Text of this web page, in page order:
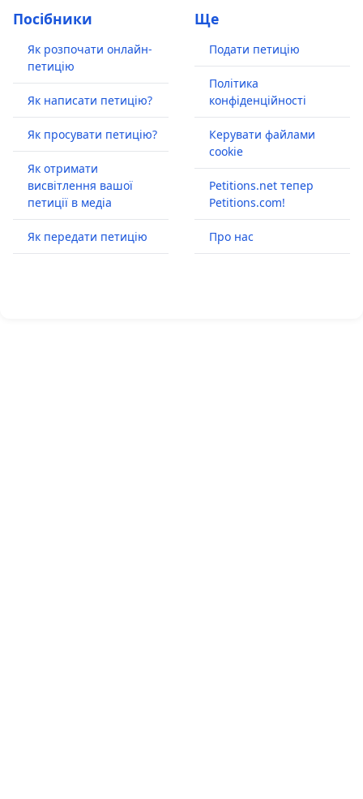
Посібники
Як розпочати онлайн-
петицію
Як написати петицію?
Як просувати петицію?
Як отримати
висвітлення вашої
петиції в медіа
Як передати петицію
Ще
Подати петицію
Політика
конфіденційності
Керувати файлами
cookie
Petitions.net тепер
Petitions.com!
Про нас